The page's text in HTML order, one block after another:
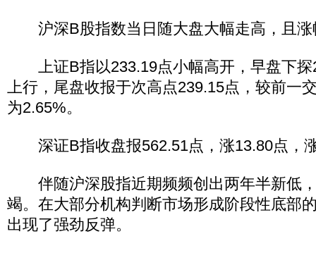
沪深B股指数当日随大盘大幅走高，且涨
上证B指以233.19点小幅高开，早盘下探
上行，尾盘收报于次高点239.15点，较前一
为2.65%。
深证B指收盘报562.51点，涨13.80点，
伴随沪深股指近期频频创出两年半新低
竭。在大部分机构判断市场形成阶段性底部
出现了强劲反弹。